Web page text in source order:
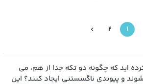
1
2
اید که چگونه دو تکه‌ جدا از هم، می
و پیوندی ناگسستنی ایجاد کنند؟ این